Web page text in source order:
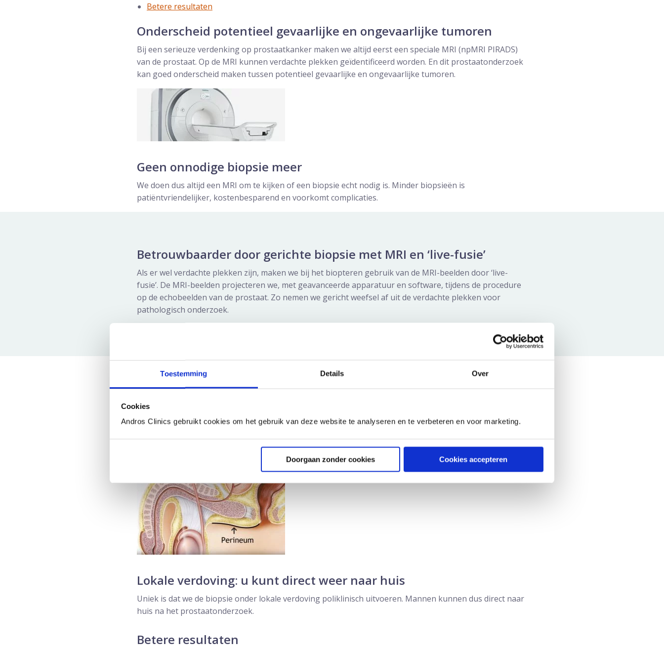
Toestemming Details Over
Cookies
Andros Clinics gebruikt cookies om het gebruik van deze website te analyseren en te verbeteren en voor marketing.
Doorgaan zonder cookies Cookies accepteren
Betere resultaten
Onderscheid potentieel gevaarlijke en ongevaarlijke tumoren
Bij een serieuze verdenking op prostaatkanker maken we altijd eerst een speciale MRI (npMRI PIRADS)
van de prostaat. Op de MRI kunnen verdachte plekken geïdentificeerd worden. En dit prostaatonderzoek
kan goed onderscheid maken tussen potentieel gevaarlijke en ongevaarlijke tumoren.
Geen onnodige biopsie meer
We doen dus altijd een MRI om te kijken of een biopsie echt nodig is. Minder biopsieën is
patiëntvriendelijker, kostenbesparend en voorkomt complicaties.
Betrouwbaarder door gerichte biopsie met MRI en ‘live-fusie’
Als er wel verdachte plekken zijn, maken we bij het biopteren gebruik van de MRI-beelden door ‘live-
fusie’. De MRI-beelden projecteren we, met geavanceerde apparatuur en software, tijdens de procedure
op de echobeelden van de prostaat. Zo nemen we gericht weefsel af uit de verdachte plekken voor
pathologisch onderzoek.
We biopteren via de huid, via het perineum. Dus niet via de endeldarm zoals bij het traditionele biopteren.
De kans op infectie is daardoor vele malen kleiner, zelfs zó klein dat antibiotica uit voorzorg niet langer
Lokale verdoving: u kunt direct weer naar huis
Uniek is dat we de biopsie onder lokale verdoving poliklinisch uitvoeren. Mannen kunnen dus direct naar
huis na het prostaatonderzoek.
Betere resultaten